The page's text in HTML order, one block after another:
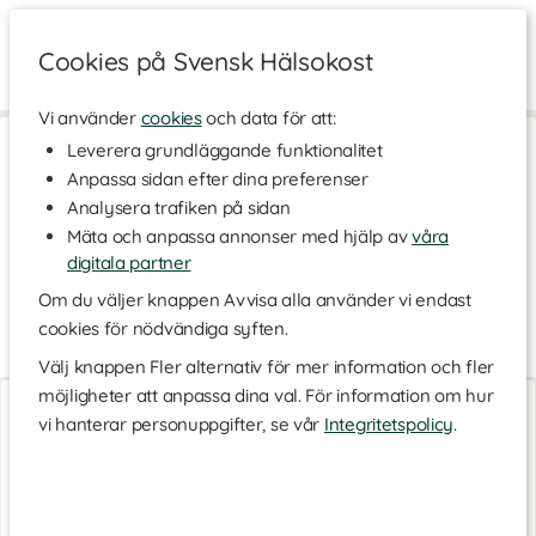
Cookies på Svensk Hälsokost
Vi använder cookiesoch data för att:
Leverera grundläggande funktionalitet
Anpassa sidan efter dina preferenser
Analysera trafiken på sidan
Mäta och anpassa annonser med hjälp avvåra
digitala partner
Om du väljer knappen Avvisa alla använder vi endast
cookies för nödvändiga syften.
Välj knappen Fler alternativ för mer information och fler
möjligheter att anpassa dina val. För information om hur
vi hanterar personuppgifter, se vår Integritetspolicy.
> Livsstil & Träning Träningstillbehör
Shakers
Här hittar du ett brett utbud av olika modeller och färger på
shakers från olika tillverkare. En shaker är perfekt att använda
sig av när du vill få till en klumpfri proteinshake, blanda din BCAA
vattenflaska.
Användningsområdena är många för din shaker, häll i din
smoothie i shakern och sedan kan du lätt ta med den överallt
eller dricka direkt ur shakern. Eller varför inte skaka till din
Logo Steel Shaker
Sand
Logo Steel Shaker
Grön